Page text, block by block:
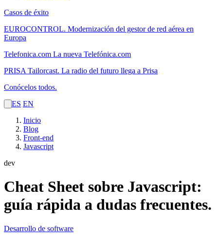
Casos de éxito
EUROCONTROL. Modernización del gestor de red aérea en
Europa
Telefonica.com La nueva Telefónica.com
PRISA Tailorcast. La radio del futuro llega a Prisa
Conócelos todos.
ES EN
Inicio
Blog
Front-end
Javascript
dev
Cheat Sheet sobre Javascript:
guía rápida a dudas frecuentes.
Desarrollo de software